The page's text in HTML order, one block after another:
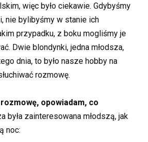
więc było ciekawie. Gdybyśmy
nie bylibyśmy w stanie ich
przypadku, z boku mogliśmy je
Dwie blondynki, jedna młodsza,
dnia, to było nasze hobby na
rozmowę.
opowiadam, co
była zainteresowana młodszą, jak
noc: